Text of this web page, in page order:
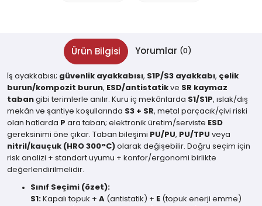
Ürün Bilgisi Yorumlar (0)
İş ayakkabısı; güvenlik ayakkabısı, S1P/S3 ayakkabı, çelik
burun/kompozit burun, ESD/antistatik ve SR kaymaz
taban gibi terimlerle anılır. Kuru iç mekânlarda S1/S1P, ıslak/dış
mekân ve şantiye koşullarında S3 + SR, metal parçacık/çivi riski
olan hatlarda P ara taban; elektronik üretim/serviste ESD
gereksinimi öne çıkar. Taban bileşimi PU/PU, PU/TPU veya
nitril/kauçuk (HRO 300°C) olarak değişebilir. Doğru seçim için
risk analizi + standart uyumu + konfor/ergonomi birlikte
değerlendirilmelidir.
Sınıf Seçimi (özet):
S1: Kapalı topuk + A (antistatik) + E (topuk enerji emme)